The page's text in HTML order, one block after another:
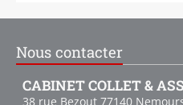
Nous contacter
CABINET COLLET &
38 rue Bezout 77140